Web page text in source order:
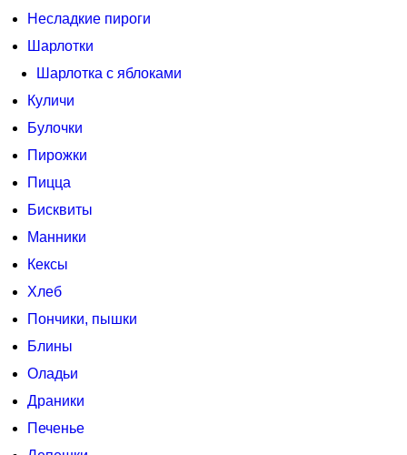
Несладкие пироги
Шарлотки
Шарлотка с яблоками
Куличи
Булочки
Пирожки
Пицца
Бисквиты
Манники
Кексы
Хлеб
Пончики, пышки
Блины
Оладьи
Драники
Печенье